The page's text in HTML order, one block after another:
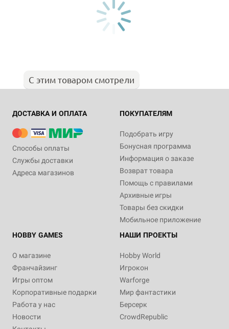
С этим товаром смотрели
ДОСТАВКА И ОПЛАТА
Способы оплаты
Службы доставки
Адреса магазинов
ПОКУПАТЕЛЯМ
Подобрать игру
Бонусная программа
Информация о заказе
Возврат товара
Помощь с правилами
Архивные игры
Товары без скидки
Мобильное приложение
HOBBY GAMES
О магазине
Франчайзинг
Игры оптом
Корпоративные подарки
Работа у нас
Новости
НАШИ ПРОЕКТЫ
Hobby World
Игрокон
Warforge
Мир фантастики
Берсерк
CrowdRepublic